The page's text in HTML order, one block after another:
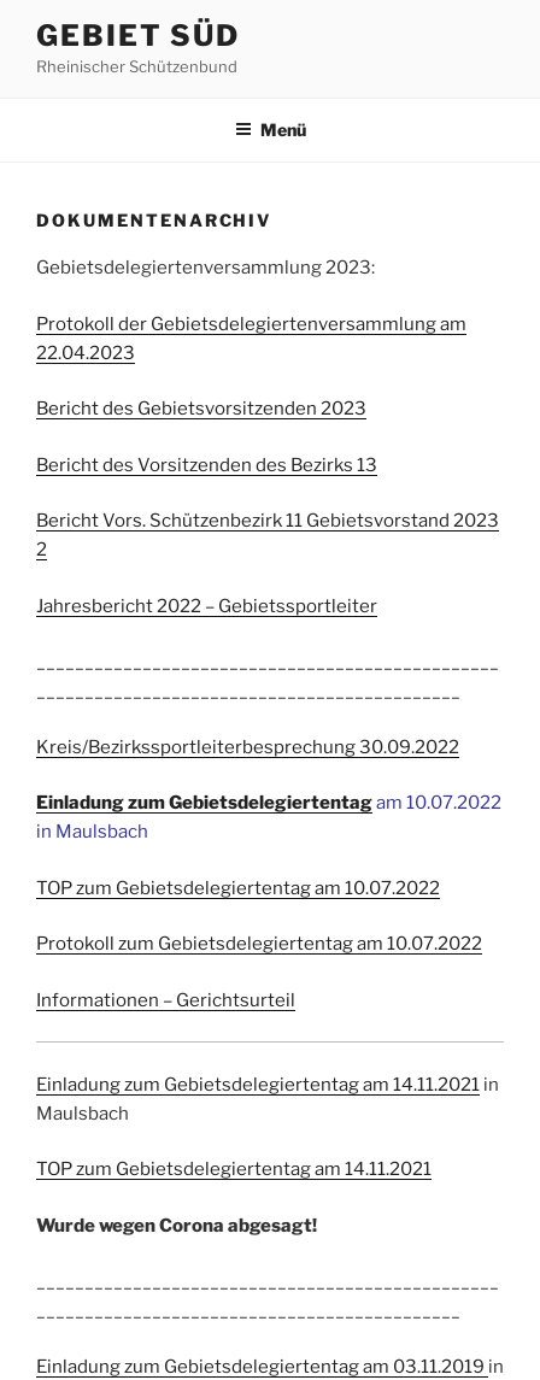
Inhalt
springen
GEBIET SÜD
Rheinischer Schützenbund
Menü
DOKUMENTENARCHIV
Gebietsdelegiertenversammlung 2023:
Protokoll der Gebietsdelegiertenversammlung am
22.04.2023
Bericht des Gebietsvorsitzenden 2023
Bericht des Vorsitzenden des Bezirks 13
Bericht Vors. Schützenbezirk 11 Gebietsvorstand 2023
2
Jahresbericht 2022 – Gebietssportleiter
Kreis/Bezirkssportleiterbesprechung 30.09.2022
Einladung zum Gebietsdelegiertentagam 10.07.2022
in Maulsbach
TOP zum Gebietsdelegiertentag am 10.07.2022
Protokoll zum Gebietsdelegiertentag am 10.07.2022
Informationen – Gerichtsurteil
Einladung zum Gebietsdelegiertentag am 14.11.2021 in
Maulsbach
TOP zum Gebietsdelegiertentag am 14.11.2021
Wurde wegen Corona abgesagt!
Einladung zum Gebietsdelegiertentag am 03.11.2019 in